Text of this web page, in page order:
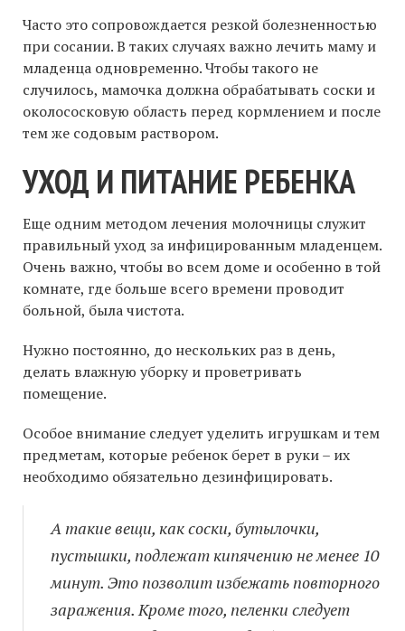
Часто это сопровождается резкой болезненностью
при сосании. В таких случаях важно лечить маму и
младенца одновременно. Чтобы такого не
случилось, мамочка должна обрабатывать соски и
околососковую область перед кормлением и после
тем же содовым раствором.
УХОД И ПИТАНИЕ РЕБЕНКА
Еще одним методом лечения молочницы служит
правильный уход за инфицированным младенцем.
Очень важно, чтобы во всем доме и особенно в той
комнате, где больше всего времени проводит
больной, была чистота.
Нужно постоянно, до нескольких раз в день,
делать влажную уборку и проветривать
помещение.
Особое внимание следует уделить игрушкам и тем
предметам, которые ребенок берет в руки – их
необходимо обязательно дезинфицировать.
А такие вещи, как соски, бутылочки,
пустышки, подлежат кипячению не менее 10
минут. Это позволит избежать повторного
заражения. Кроме того, пеленки следует